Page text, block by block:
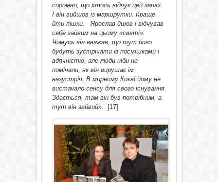
соромно, що хтось відчує цей запах.
І він вийшов із маршрутки. Краще
йти пішки. Ярослав йшов і відчував
себе зайвим на цьому «святі».
Чомусь він вважав, що тут його
будуть зустрічати із посмішками і
вдячністю, але люди ніби не
помічали, як він вирушає їм
назустріч. В мирному Києві йому не
вистачало сенсу для свого існування.
Здається, там він був потрібним, а
тут він зайвий».
[17]